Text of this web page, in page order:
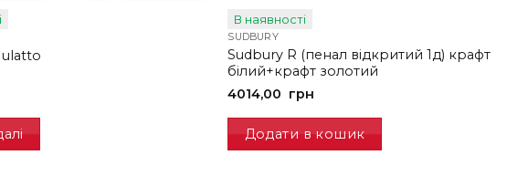
В наявності
SUDBURY
Sudbury R (пенал відкритий 1д) крафт
білий+крафт золотий
4014,00 грн
Додати в кошик